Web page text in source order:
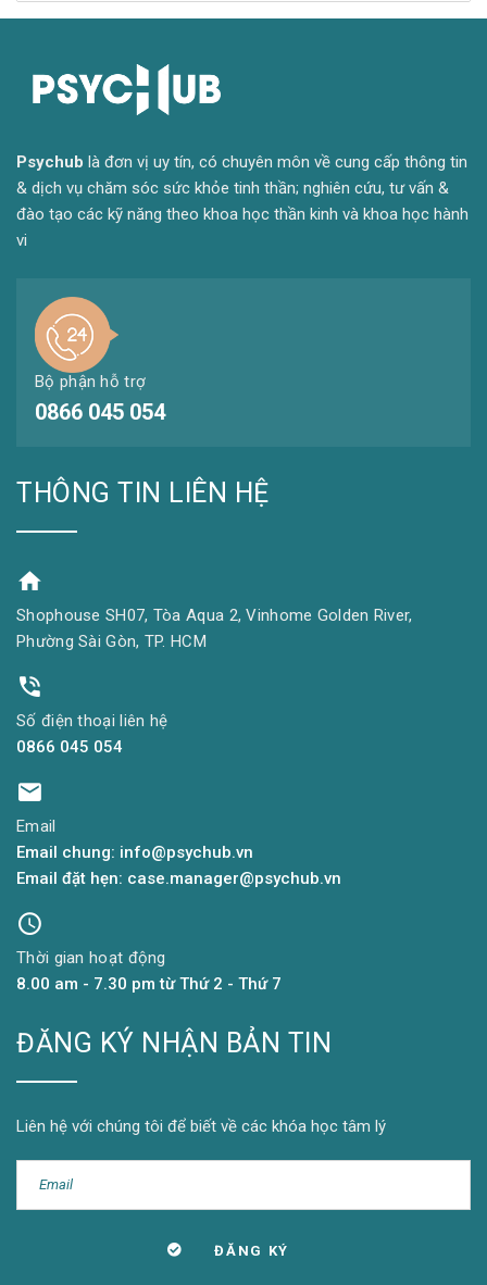
Psychub là đơn vị uy tín, có chuyên môn về cung cấp thông tin
& dịch vụ chăm sóc sức khỏe tinh thần; nghiên cứu, tư vấn &
đào tạo các kỹ năng theo khoa học thần kinh và khoa học hành
vi
Bộ phận hỗ trợ
0866 045 054
THÔNG TIN LIÊN HỆ
Shophouse SH07, Tòa Aqua 2, Vinhome Golden River,
Phường Sài Gòn, TP. HCM
Số điện thoại liên hệ
0866 045 054
Email
Email chung: info@psychub.vn
Email đặt hẹn: case.manager@psychub.vn
Thời gian hoạt động
8.00 am - 7.30 pm từ Thứ 2 - Thứ 7
ĐĂNG KÝ NHẬN BẢN TIN
Liên hệ với chúng tôi để biết về các khóa học tâm lý